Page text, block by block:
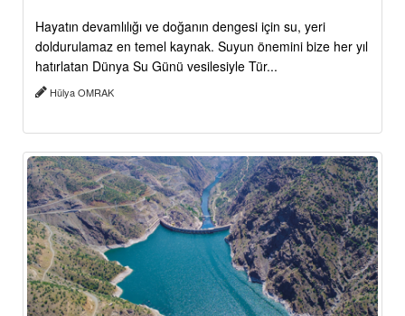
Hayatın devamlılığı ve doğanın dengesi için su, yeri
doldurulamaz en temel kaynak. Suyun önemini bize her yıl
hatırlatan Dünya Su Günü vesilesiyle Tür...
Hülya OMRAK